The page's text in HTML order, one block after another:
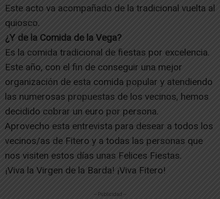
Este acto va acompañado de la tradicional vuelta al
quiosco.
¿Y de la Comida de la Vega?
Es la comida tradicional de fiestas por excelencia.
Este año, con el fin de conseguir una mejor
organización de esta comida popular y atendiendo
las numerosas propuestas de los vecinos, hemos
decidido cobrar un euro por persona.
Aprovecho esta entrevista para desear a todos los
vecinos/as de Fitero y a todas las personas que
nos visiten estos días unas Felices Fiestas.
¡Viva la Virgen de la Barda! ¡Viva Fitero!
-- Publicidad --